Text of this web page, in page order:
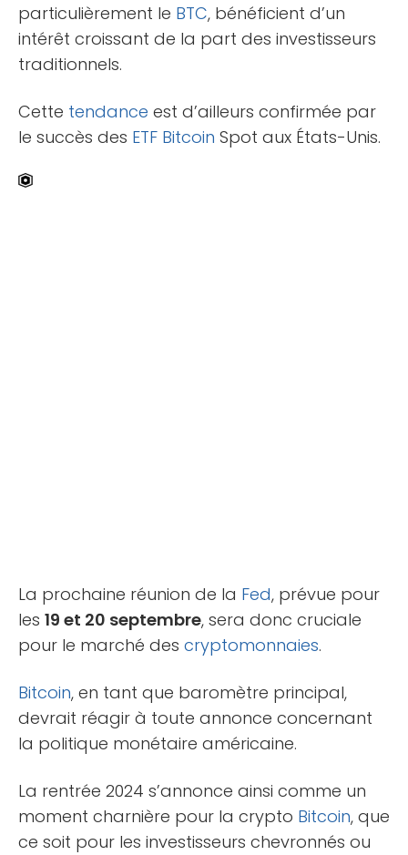
particulièrement le BTC, bénéficient d’un
intérêt croissant de la part des investisseurs
traditionnels.
Cette tendance est d’ailleurs confirmée par
le succès des ETF Bitcoin Spot aux États-Unis.
La prochaine réunion de la Fed, prévue pour
les 19 et 20 septembre, sera donc cruciale
pour le marché des cryptomonnaies.
Bitcoin, en tant que baromètre principal,
devrait réagir à toute annonce concernant
la politique monétaire américaine.
La rentrée 2024 s’annonce ainsi comme un
moment charnière pour la crypto Bitcoin, que
ce soit pour les investisseurs chevronnés ou